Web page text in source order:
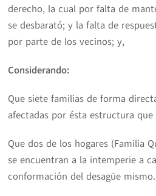
derecho, la cual por falta de
se desbarató; y la falta de
por parte de los vecinos; y,
Considerando:
Que siete familias de forma
afectadas por ésta estructura
Que dos de los hogares (Familia
se encuentran a la intemperie a
conformación del desagüe mismo.